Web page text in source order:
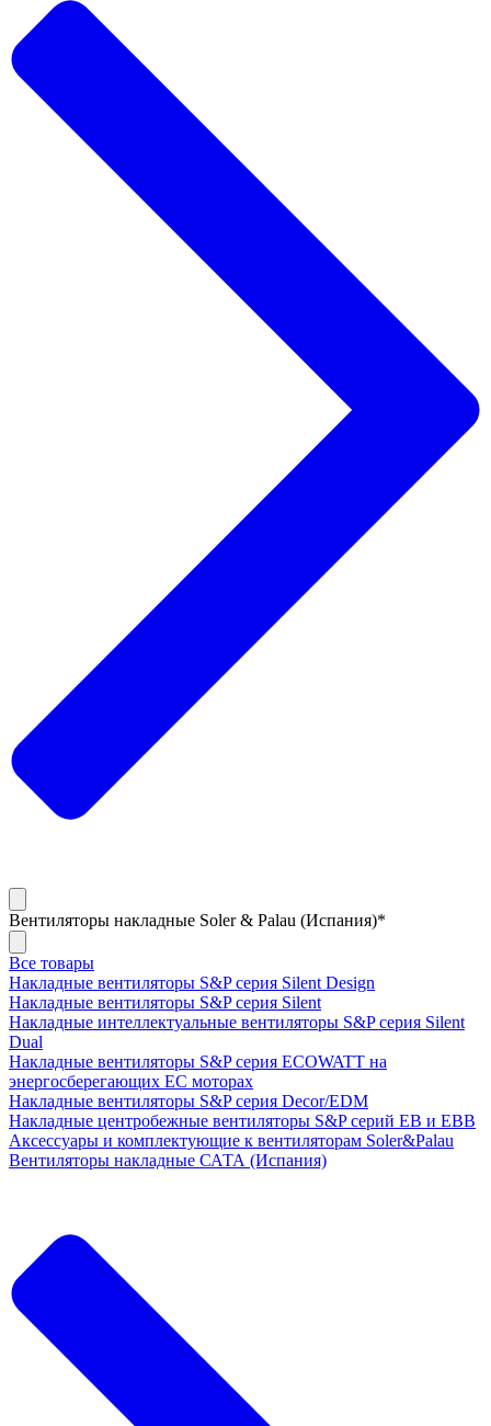
Вентиляторы накладные Soler & Palau (Испания)*
Все товары
Накладные вентиляторы S&P серия Silent Design
Накладные вентиляторы S&P серия Silent
Накладные интеллектуальные вентиляторы S&P серия Silent
Dual
Накладные вентиляторы S&P серия ECOWATT на
энергосберегающих ЕС моторах
Накладные вентиляторы S&P серия Decor/EDM
Накладные центробежные вентиляторы S&P серий EB и EBB
Аксессуары и комплектующие к вентиляторам Soler&Palau
Вентиляторы накладные САТА (Испания)